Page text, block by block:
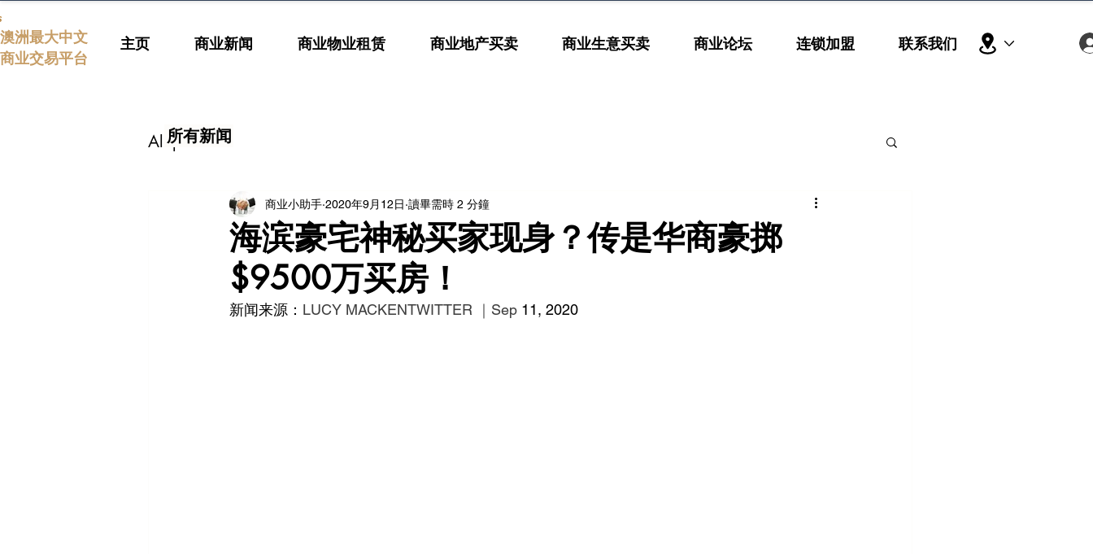
澳洲最大中文
商业交易平台
主页 商业新闻 商业物业租赁 商业地产买卖 商业生意买卖 商业论坛 连锁加盟 联系我们
All posts
海滨豪宅神秘买家现身？传是华商豪掷
$9500万买房！
商业小助手 2020年9月12日 讀畢需時 2 分鐘
新闻来源： LUCY MACKENTWITTER ｜Sep 11, 2020
所有新闻